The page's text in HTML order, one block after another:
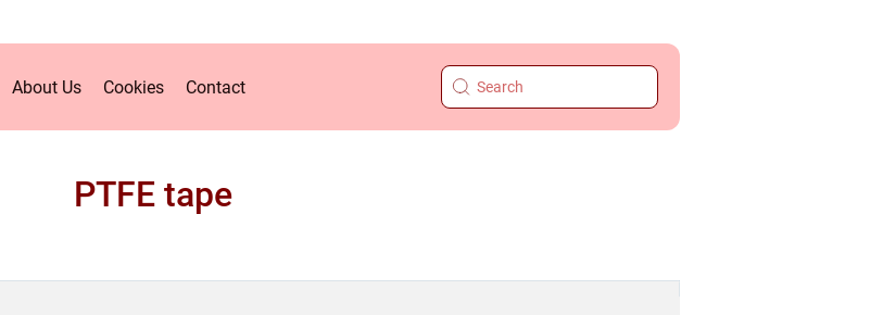
About Us Cookies Contact
PTFE tape